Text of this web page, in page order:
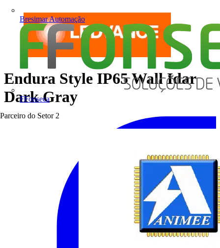
Bresimar Automação
FFonseca
Parceiro do Setor 2
Endura Style IP65 Wall Idar
Dark Gray